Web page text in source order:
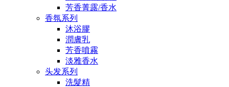
芳香菁露/香水
香氛系列
沐浴膠
潤膚乳
芳香噴霧
淡雅香水
头发系列
洗髮精